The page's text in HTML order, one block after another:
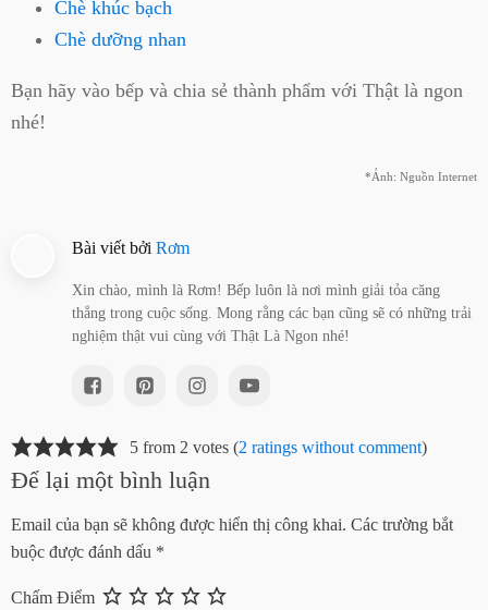
Chè khúc bạch
Chè dưỡng nhan
Bạn hãy vào bếp và chia sẻ thành phẩm với Thật là ngon
nhé!
*Ảnh: Nguồn Internet
Bài viết bởi Rơm
Xin chào, mình là Rơm! Bếp luôn là nơi mình giải tỏa căng
thẳng trong cuộc sống. Mong rằng các bạn cũng sẽ có những trải
nghiệm thật vui cùng với Thật Là Ngon nhé!
5 from 2 votes (2 ratings without comment)
Để lại một bình luận
Email của bạn sẽ không được hiển thị công khai. Các trường bắt
buộc được đánh dấu *
Chấm Điểm